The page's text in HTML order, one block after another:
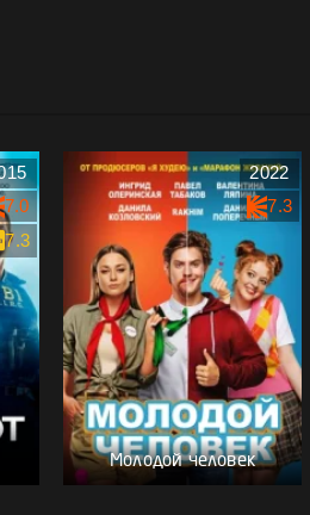
7.0
7.3
Молодой человек
2022
7.3